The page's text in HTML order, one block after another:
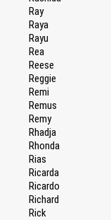
Ray
Raya
Rayu
Rea
Reese
Reggie
Remi
Remus
Remy
Rhadja
Rhonda
Rias
Ricarda
Ricardo
Richard
Rick